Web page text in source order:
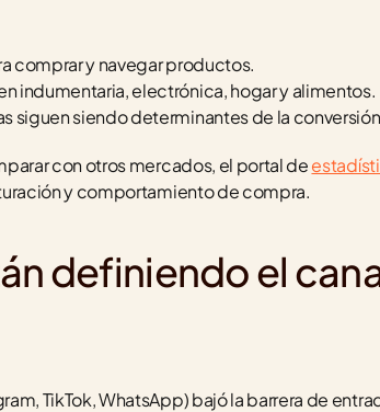
comprar y navegar productos.
indumentaria, electrónica, hogar y alimentos.
siguen siendo determinantes de la
con otros mercados, el portal de
y comportamiento de compra.
definiendo el
TikTok, WhatsApp) bajó la barrera de